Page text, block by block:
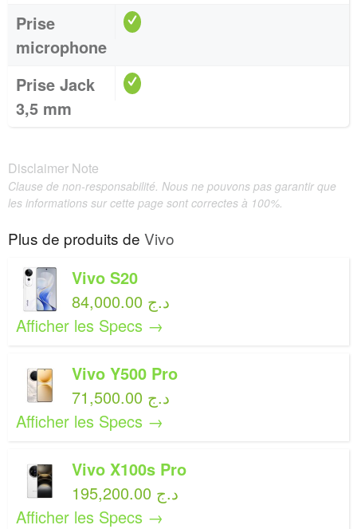
Prise
microphone
Prise Jack
3,5 mm
Disclaimer Note
Clause de non-responsabilité. Nous ne pouvons pas garantir que
les informations sur cette page sont correctes à 100%.
Plus de produits de Vivo
Vivo S20
84,000.00 د.ج
Afficher les Specs →
Vivo Y500 Pro
71,500.00 د.ج
Afficher les Specs →
Vivo X100s Pro
195,200.00 د.ج
Afficher les Specs →